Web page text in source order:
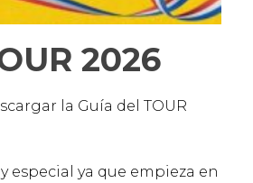
2026
la Guía del TOUR
especial ya que empieza en